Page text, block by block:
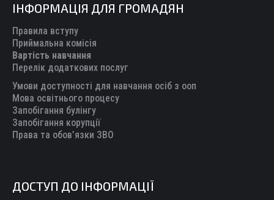
opens
in
new
window
opens
in
new
window
opens
in
new
window
opens
in
new
window
opens
new
ІНФОРМАЦІЯ ДЛЯ ГРОМАДЯН
Правила вступу
Приймальна комісія
Вартість навчання
Перелік додаткових послуг
Умови доступності для навчання осіб з ооп
Мова освітнього процесу
Запобігання булінгу
Запобігання корупції
Права та обов’язки ЗВО
ДОСТУП ДО ІНФОРМАЦІЇ